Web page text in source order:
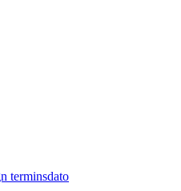
terminsdato